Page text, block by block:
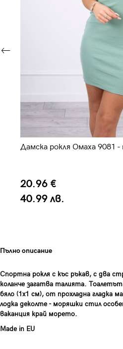
Дамска рокля Омаха 9081
20.96 €
40.99 лв.
Пълно описание
Спортна рокля с къс ръкав, с два
коланче загатва талията.
бяло (1х1 см), от прохладна гладка
лодка деколте - моряшки стил
ваканция край морето.
Made in EU